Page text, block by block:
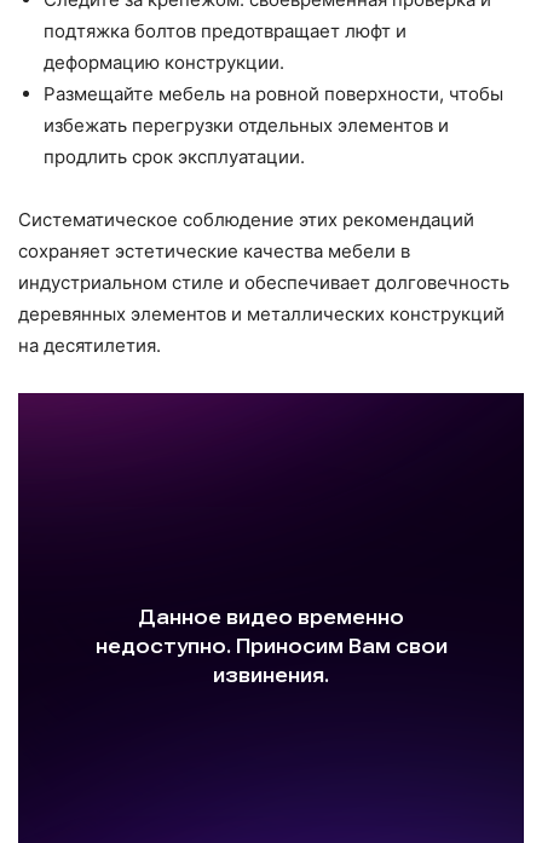
подтяжка болтов предотвращает люфт и
деформацию конструкции.
Размещайте мебель на ровной поверхности, чтобы
избежать перегрузки отдельных элементов и
продлить срок эксплуатации.
Систематическое соблюдение этих рекомендаций
сохраняет эстетические качества мебели в
индустриальном стиле и обеспечивает долговечность
деревянных элементов и металлических конструкций
на десятилетия.